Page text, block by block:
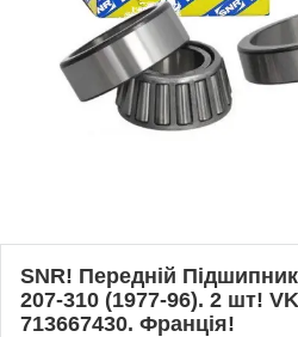
SNR! Передній
207-310 (1977-96). 2 шт!
713667430. Франція!